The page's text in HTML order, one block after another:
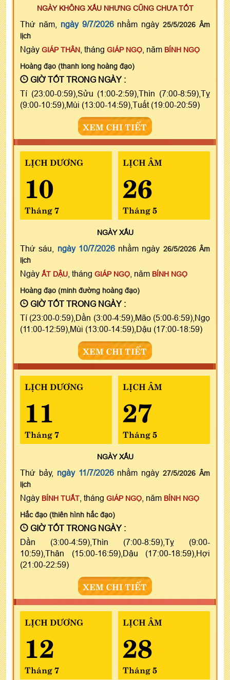
NGÀY KHÔNG XẤU NHƯNG CŨNG CHƯA TỐT
Thứ năm, ngày 9/7/2026nhằm ngày25/5/2026 Âm
lịch
Ngày GIÁP THÂN , tháng GIÁP NGỌ , năm BÍNH NGỌ
Hoàng đạo (thanh long hoàng đạo)
GIỜ TỐT TRONG NGÀY :
Tí (23:00-0:59),Sửu (1:00-2:59),Thìn (7:00-8:59),Tỵ
(9:00-10:59),Mùi (13:00-14:59),Tuất (19:00-20:59)
XEM CHI TIẾT
LỊCH DƯƠNG
10
Tháng 7
LỊCH ÂM
26
Tháng 5
NGÀYXẤU
Thứ sáu, ngày 10/7/2026nhằm ngày 26/5/2026 Âm
lịch
Ngày ẤT DẬU , tháng GIÁP NGỌ , năm BÍNH NGỌ
Hoàng đạo (minh đường hoàng đạo)
GIỜ TỐT TRONG NGÀY :
Tí (23:00-0:59),Dần (3:00-4:59),Mão (5:00-6:59),Ngọ
(11:00-12:59),Mùi (13:00-14:59),Dậu (17:00-18:59)
XEM CHI TIẾT
LỊCH DƯƠNG
11
Tháng 7
LỊCH ÂM
27
Tháng 5
NGÀYXẤU
Thứ bảy, ngày 11/7/2026nhằm ngày27/5/2026 Âm
lịch
Ngày BÍNH TUẤT , tháng GIÁP NGỌ , năm BÍNH NGỌ
Hắc đạo (thiên hình hắc đạo)
GIỜ TỐT TRONG NGÀY :
Dần (3:00-4:59),Thìn (7:00-8:59),Tỵ (9:00-
10:59),Thân (15:00-16:59),Dậu (17:00-18:59),Hợi
(21:00-22:59)
XEM CHI TIẾT
LỊCH DƯƠNG
12
Tháng 7
LỊCH ÂM
28
Tháng 5